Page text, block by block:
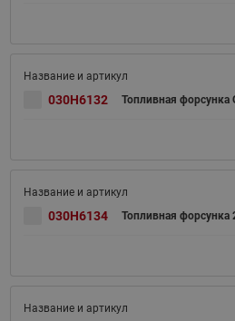
030H6132 Топливная форсунка
030H6134 Топливная форсунка